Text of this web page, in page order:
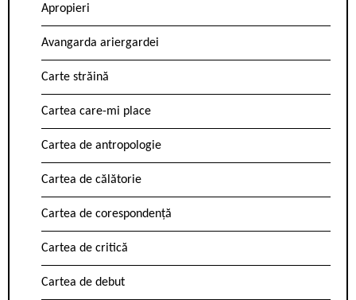
Apropieri
Avangarda ariergardei
Carte străină
Cartea care-mi place
Cartea de antropologie
Cartea de călătorie
Cartea de corespondență
Cartea de critică
Cartea de debut